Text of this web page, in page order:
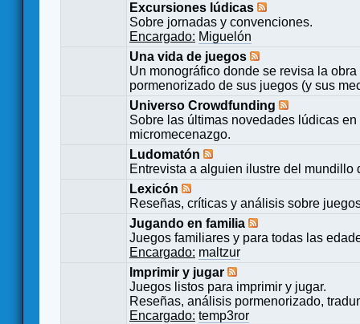
Excursiones lúdicas
Sobre jornadas y convenciones.
Encargado: Miguelón
Una vida de juegos
Un monográfico donde se revisa la
pormenorizado de sus juegos (y sus
Universo Crowdfunding
Sobre las últimas novedades lúdicas
micromecenazgo.
Ludomatón
Entrevista a alguien ilustre del mundillo
Lexicón
Reseñas, críticas y análisis sobre
Jugando en familia
Juegos familiares y para todas las
Encargado: maltzur
Imprimir y jugar
Juegos listos para imprimir y jugar.
Reseñas, análisis pormenorizado,
Encargado: temp3ror